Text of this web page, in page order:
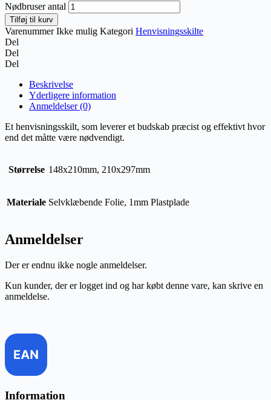
Nødbruser antal
Tilføj til kurv
VarenummerIkke mulig Kategori Henvisningsskilte
Del
Del
Del
Beskrivelse
Yderligere information
Anmeldelser (0)
Et henvisningsskilt, som leverer et budskab præcist og effektivt hvor
end det måtte være nødvendigt.
Størrelse 148x210mm, 210x297mm
Materiale Selvklæbende Folie, 1mm Plastplade
Anmeldelser
Der er endnu ikke nogle anmeldelser.
Kun kunder, der er logget ind og har købt denne vare, kan skrive en
anmeldelse.
Information